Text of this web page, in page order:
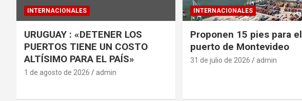
INTERNACIONALES
URUGUAY : «DETENER LOS
PUERTOS TIENE UN COSTO
ALTÍSIMO PARA EL PAÍS»
1 de agosto de 2026 admin
INTERNACIONALES
Proponen 15 pies para el
puerto de Montevideo
31 de julio de 2026 admin